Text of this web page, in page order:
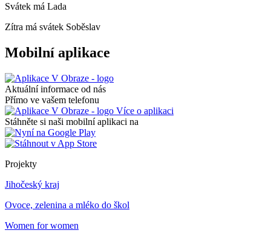
Svátek má Lada
Zítra má svátek Soběslav
Mobilní aplikace
Aktuální informace od nás
Přímo ve vašem telefonu
Více o aplikaci
Stáhněte si naši mobilní aplikaci na
Projekty
Jihočeský kraj
Ovoce, zelenina a mléko do škol
Women for women